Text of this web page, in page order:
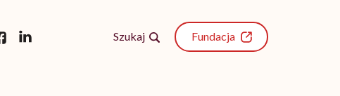
Szukaj Fundacja